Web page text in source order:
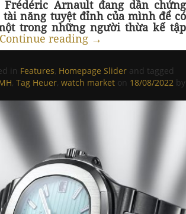
Frédéric Arnault đang dần chứng
năng tuyệt đỉnh của mình để có
trong những người thừa kế tập
Continue reading →
in Features, Homepage Slider and tagged
, Tag Heuer, watch market on 18/08/2022 by